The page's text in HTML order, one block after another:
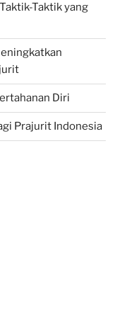
Taktik yang
Diri
Prajurit Indonesia